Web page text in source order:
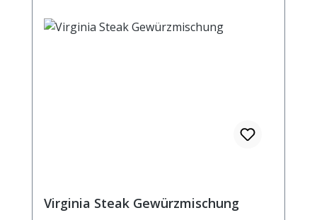
Virginia Steak Gewürzmischung